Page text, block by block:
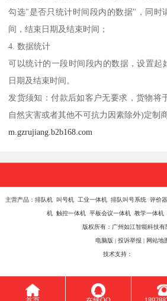
勾选"是否只统计时间段内的数据"，同时
间，结束日期及结束时间；
4. 数据统计
可以统计的一段时间段内的数据，设置起
日期及结束时间。
发货须知：付款后如客户无要求，货物将
自然灾害或者其他不可抗力因素除外)定制
m.gzrujiang.b2b168.com
主营产品：排队机 叫号机 工业一体机 排队叫号系统 评价
机 触控一体机 平板会议一体机 教学一体机
版权所有：广州如江智能科技有
电脑版 投诉举报 网站地
技术支持：